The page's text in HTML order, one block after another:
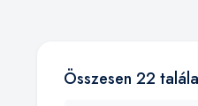
Összesen 22